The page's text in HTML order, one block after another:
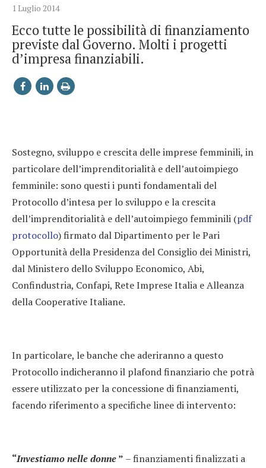
1 Luglio 2014
Ecco tutte le possibilità di finanziamento
previste dal Governo. Molti i progetti
d’impresa finanziabili.
Sostegno, sviluppo e crescita delle imprese femminili, in
particolare dell’imprenditorialità e dell’autoimpiego
femminile: sono questi i punti fondamentali del
Protocollo d’intesa per lo sviluppo e la crescita
dell’imprenditorialità e dell’autoimpiego femminili (pdf
protocollo) firmato dal Dipartimento per le Pari
Opportunità della Presidenza del Consiglio dei Ministri,
dal Ministero dello Sviluppo Economico, Abi,
Confindustria, Confapi, Rete Imprese Italia e Alleanza
della Cooperative Italiane.
In particolare, le banche che aderiranno a questo
Protocollo indicheranno il plafond finanziario che potrà
essere utilizzato per la concessione di finanziamenti,
facendo riferimento a specifiche linee di intervento:
“Investiamo nelle donne” – finanziamenti finalizzati a